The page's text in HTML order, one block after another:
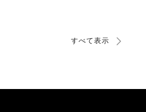
すべて表示